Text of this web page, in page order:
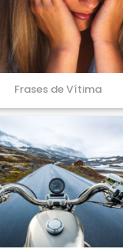
Frases de Vítima